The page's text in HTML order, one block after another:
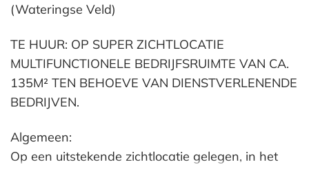
(Wateringse Veld)
TE HUUR: OP SUPER ZICHTLOCATIE
MULTIFUNCTIONELE BEDRIJFSRUIMTE VAN CA.
135M² TEN BEHOEVE VAN DIENSTVERLENENDE
BEDRIJVEN.
Algemeen:
Op een uitstekende zichtlocatie gelegen, in het